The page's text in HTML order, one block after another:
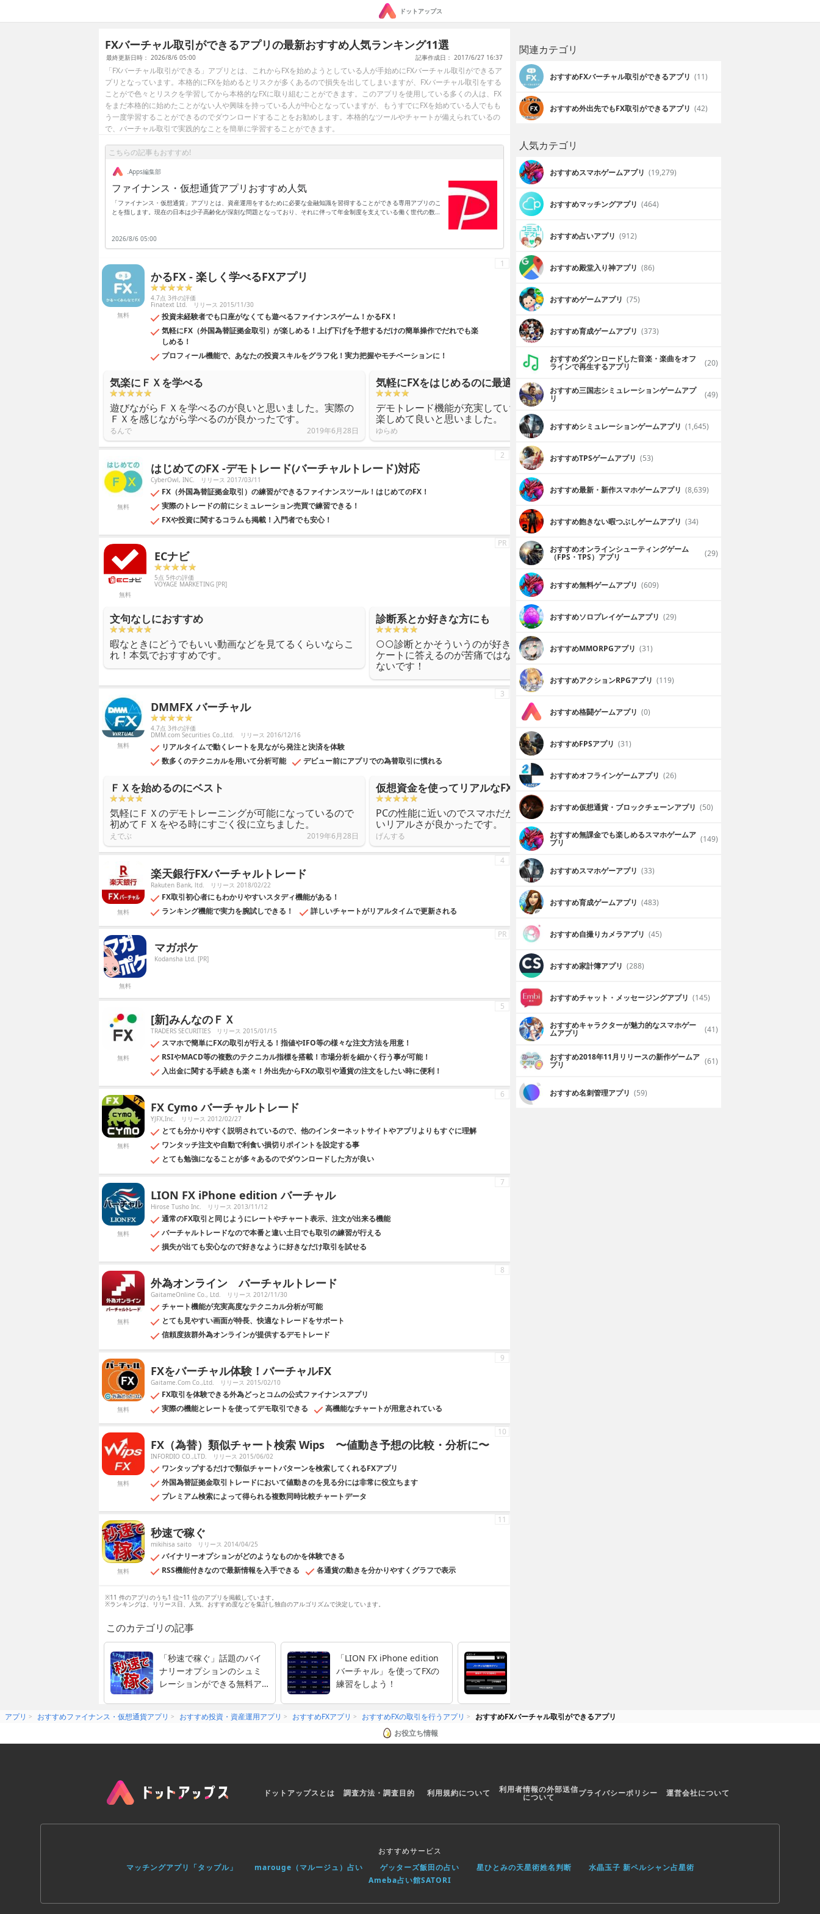
ドットアップス
FXバーチャル取引ができるアプリの最新おすすめ人気ランキング11選
最終更新日時： 2026/8/6 05:00 記事作成日： 2017/6/27 16:37
「FXバーチャル取引ができる」アプリとは、これからFXを始めようとしている人が手始めにFXバーチャル取引ができるア
プリとなっています。本格的にFXを始めるとリスクが多くあるので損失を出してしまいますが、FXバーチャル取引をする
ことがで色々とリスクを学習してから本格的なFXに取り組むことができます。このアプリを使用している多くの人は、FX
をまだ本格的に始めたことがない人や興味を持っている人が中心となっていますが、もうすでにFXを始めている人でもも
う一度学習することができるのでダウンロードすることをお勧めします。本格的なツールやチャートが備えられているの
で、バーチャル取引で実践的なことを簡単に学習することができます。
こちらの記事もおすすめ!
.Apps編集部
ファイナンス・仮想通貨アプリおすすめ人気
「ファイナンス・仮想通貨」アプリとは、資産運用をするために必要な金融知識を習得することができる専用アプリのこ
とを指します。現在の日本は少子高齢化が深刻な問題となっており、それに伴って年金制度を支えている働く世代の数も
とは、これからの時代を生きる人にとって欠かせないものとなっています。現在は仮想通貨をはじめとした新しい資産運
用も増えてきており、それらすべてを自力で習得するのは困難です。そんなときにファイナンシャル・資産運用・仮想通
2026/8/6 05:00
無料
かるFX - 楽しく学べるFXアプリ
4.7点 3件の評価
Finatext Ltd. リリース 2015/11/30
投資未経験者でも口座がなくても遊べるファイナンスゲーム！かるFX！
気軽にFX（外国為替証拠金取引）が楽しめる！上げ下げを予想するだけの簡単操作でだれでも楽
しめる！
プロフィール機能で、あなたの投資スキルをグラフ化！実力把握やモチベーションに！
1
気楽にＦＸを学べる
遊びながらＦＸを学べるのが良いと思いました。実際の
ＦＸを感じながら学べるのが良かったです。
るんで 2019年6月28日
気軽にFXをはじめるのに最適
デモトレード機能が充実しているのでFX初心者も手軽に
楽しめて良いと思いました。
ゆらめ 2019年6月18日 甘露
無料
はじめてのFX -デモトレード(バーチャルトレード)対応
CyberOwl, INC. リリース 2017/03/11
FX（外国為替証拠金取引）の練習ができるファイナンスツール！はじめてのFX！
実際のトレードの前にシミュレーション売買で練習できる！
FXや投資に関するコラムも掲載！入門者でも安心！
2
無料
ECナビ
5点 5件の評価
VOYAGE MARKETING [PR]
PR
文句なしにおすすめ
暇なときにどうでもいい動画などを見てるくらいならこ
れ！本気でおすすめです。
診断系とか好きな方にも
○○診断とかそういうのが好きな人にもいいかも。アン
ケートに答えるのが苦痛ではないというならまず間違い
ないです！
アンケート大好きな私にピッタリ
そもそもアンケートとかに答えるのが
上ポイントがもらえるならやらない理
無料
DMMFX バーチャル
4.7点 3件の評価
DMM.com Securities Co.,Ltd. リリース 2016/12/16
リアルタイムで動くレートを見ながら発注と決済を体験
数多くのテクニカルを用いて分析可能
デビュー前にアプリでの為替取引に慣れる
3
ＦＸを始めるのにベスト
気軽にＦＸのデモトレーニングが可能になっているので
初めてＦＸをやる時にすごく役に立ちました。
えでぶ 2019年6月28日
仮想資金を使ってリアルなFX体験ができて便利
PCの性能に近いのでスマホだからFX取引が貧弱と感じな
いリアルさが良かったです。
げんする 2019年6月18日
いきなり本番はリスキー過ぎるって！
ほっこりマッコリ
無料
楽天銀行FXバーチャルトレード
Rakuten Bank, ltd. リリース 2018/02/22
FX取引初心者にもわかりやすいスタディ機能がある！
ランキング機能で実力を腕試しできる！
詳しいチャートがリアルタイムで更新される
4
無料
マガポケ
Kodansha Ltd. [PR]
PR
無料
[新]みんなのＦＸ
TRADERS SECURITIES リリース 2015/01/15
スマホで簡単にFXの取引が行える！指値やIFO等の様々な注文方法を用意！
RSIやMACD等の複数のテクニカル指標を搭載！市場分析を細かく行う事が可能！
入出金に関する手続きも楽々！外出先からFXの取引や通貨の注文をしたい時に便利！
5
無料
FX Cymo バーチャルトレード
YJFX,Inc. リリース 2012/02/27
とても分かりやすく説明されているので、他のインターネットサイトやアプリよりもすぐに理解
ワンタッチ注文や自動で利食い損切りポイントを設定する事
とても勉強になることが多々あるのでダウンロードした方が良い
6
無料
LION FX iPhone edition バーチャル
Hirose Tusho Inc. リリース 2013/11/12
通常のFX取引と同じようにレートやチャート表示、注文が出来る機能
バーチャルトレードなので本番と違い土日でも取引の練習が行える
損失が出ても安心なので好きなように好きなだけ取引を試せる
7
無料
外為オンライン バーチャルトレード
GaitameOnline Co., Ltd. リリース 2012/11/30
チャート機能が充実高度なテクニカル分析が可能
とても見やすい画面が特長、快適なトレードをサポート
信頼度抜群外為オンラインが提供するデモトレード
8
無料
FXをバーチャル体験！バーチャルFX
Gaitame.Com Co.,Ltd. リリース 2015/02/10
FX取引を体験できる外為どっとコムの公式ファイナンスアプリ
実際の機能とレートを使ってデモ取引できる
高機能なチャートが用意されている
9
無料
FX（為替）類似チャート検索 Wips 〜値動き予想の比較・分析に〜
INFORDIO CO.,LTD. リリース 2015/06/02
ワンタップするだけで類似チャートパターンを検索してくれるFXアプリ
外国為替証拠金取引トレードにおいて値動きのを見る分には非常に役立ちます
プレミアム検索によって得られる複数同時比較チャートデータ
10
無料
秒速で稼ぐ
mikihisa saito リリース 2014/04/25
バイナリーオプションがどのようなものかを体験できる
RSS機能付きなので最新情報を入手できる
各通貨の動きを分かりやすくグラフで表示
11
※11 件のアプリのうち1 位~11 位のアプリを掲載しています。
※ランキングは、リリース日、人気、おすすめ度などを集計し独自のアルゴリズムで決定しています。
このカテゴリの記事
「秒速で稼ぐ」話題のバイ
ナリーオプションのシュミ
レーションができる無料ア
「LION FX iPhone edition
バーチャル」を使ってFXの
練習をしよう！
関連カテゴリ
おすすめFXバーチャル取引ができるアプリ (11)
おすすめ外出先でもFX取引ができるアプリ (42)
人気カテゴリ
おすすめスマホゲームアプリ (19,279)
おすすめマッチングアプリ (464)
おすすめ占いアプリ (912)
おすすめ殿堂入り神アプリ (86)
おすすめゲームアプリ (75)
おすすめ育成ゲームアプリ (373)
おすすめダウンロードした音楽・楽曲をオフ
ラインで再生するアプリ (20)
おすすめ三国志シミュレーションゲームアプ
リ (49)
おすすめシミュレーションゲームアプリ (1,645)
おすすめTPSゲームアプリ (53)
おすすめ最新・新作スマホゲームアプリ (8,639)
おすすめ飽きない暇つぶしゲームアプリ (34)
おすすめオンラインシューティングゲーム
（FPS・TPS）アプリ (29)
おすすめ無料ゲームアプリ (609)
おすすめソロプレイゲームアプリ (29)
おすすめ MMORPGアプリ (31)
おすすめアクションRPGアプリ (119)
おすすめ格闘ゲームアプリ (0)
おすすめFPSアプリ (31)
おすすめオフラインゲームアプリ (26)
おすすめ仮想通貨・ブロックチェーンアプリ (50)
おすすめ無課金でも楽しめるスマホゲームア
プリ (149)
おすすめスマホゲーアプリ (33)
おすすめ育成ゲームアプリ (483)
おすすめ自撮りカメラアプリ (45)
おすすめ家計簿アプリ (288)
おすすめチャット・メッセージングアプリ (145)
おすすめキャラクターが魅力的なスマホゲー
ムアプリ (41)
おすすめ2018年11月リリースの新作ゲームア
プリ (61)
おすすめ名刺管理アプリ (59)
アプリ おすすめファイナンス・仮想通貨アプリ おすすめ投資・資産運用アプリ おすすめFXアプリ おすすめFXの取引を行うアプリ
おすすめFXバーチャル取引ができるアプリ
お役立ち情報
ドットアップスとは 調査方法・調査目的 利用規約について 利用者情報の外部送信
について プライバシーポリシー 運営会社について
おすすめサービス
マッチングアプリ「タップル」
marouge（マルージュ）占い ゲッターズ飯田の占い 星ひとみの天星術姓名判断
水晶玉子 新ペルシャン占星術
Ameba占い館SATORI